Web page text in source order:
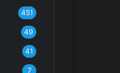
451
49
41
7